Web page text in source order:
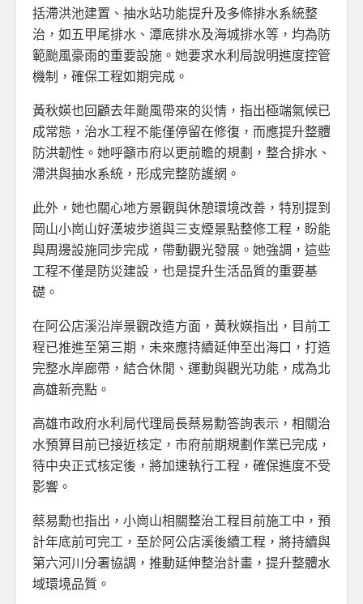
括滯洪池建置、抽水站功能提升及多條排水系統整
治，如五甲尾排水、潭底排水及海城排水等，均為防
範颱風豪雨的重要設施。她要求水利局說明進度控管
機制，確保工程如期完成。
黃秋媖也回顧去年颱風帶來的災情，指出極端氣候已
成常態，治水工程不能僅停留在修復，而應提升整體
防洪韌性。她呼籲市府以更前瞻的規劃，整合排水、
滯洪與抽水系統，形成完整防護網。
此外，她也關心地方景觀與休憩環境改善，特別提到
岡山小崗山好漢坡步道與三支煙景點整修工程，盼能
與周邊設施同步完成，帶動觀光發展。她強調，這些
工程不僅是防災建設，也是提升生活品質的重要基
礎。
在阿公店溪沿岸景觀改造方面，黃秋媖指出，目前工
程已推進至第三期，未來應持續延伸至出海口，打造
完整水岸廊帶，結合休閒、運動與觀光功能，成為北
高雄新亮點。
高雄市政府水利局代理局長蔡易勳答詢表示，相關治
水預算目前已接近核定，市府前期規劃作業已完成，
待中央正式核定後，將加速執行工程，確保進度不受
影響。
蔡易勳也指出，小崗山相關整治工程目前施工中，預
計年底前可完工，至於阿公店溪後續工程，將持續與
第六河川分署協調，推動延伸整治計畫，提升整體水
域環境品質。